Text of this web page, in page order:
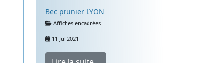
Bec prunier LYON
Détails
Affiches encadrées
11 Jul 2021